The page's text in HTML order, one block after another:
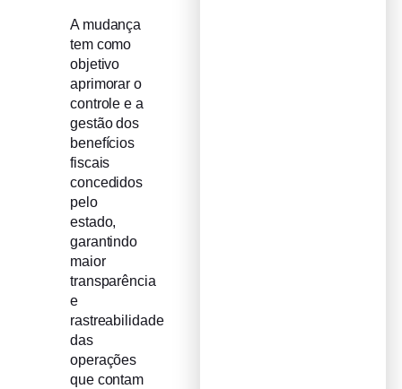
A mudança
tem como
objetivo
aprimorar o
controle e a
gestão dos
benefícios
fiscais
concedidos
pelo
estado,
garantindo
maior
transparência
e
rastreabilidade
das
operações
que contam